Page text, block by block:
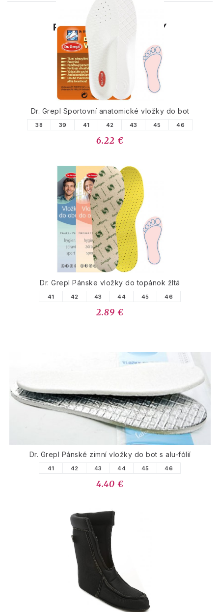
PODOBNÉ PRODUKTY
Dr. Grepl Sportovní anatomické vložky do bot
38 39 41 42 43 45 46
6.22 €
Dr. Grepl Pánske vložky do topánok žltá
41 42 43 44 45 46
2.89 €
Dr. Grepl Pánské zimní vložky do bot s alu-fólií
41 42 43 44 45 46
4.40 €